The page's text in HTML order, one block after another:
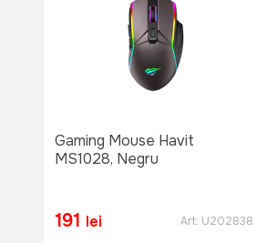
Gaming Mouse Havit
MS1028, Negru
191 lei Art: U202838